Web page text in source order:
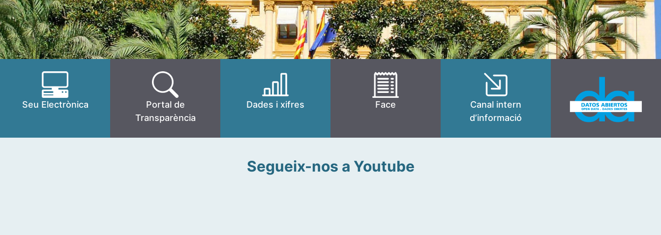
Seu Electrònica
Portal de
Transparència
Dades i xifres Face
Canal intern
d’informació
Segueix-nos a Youtube